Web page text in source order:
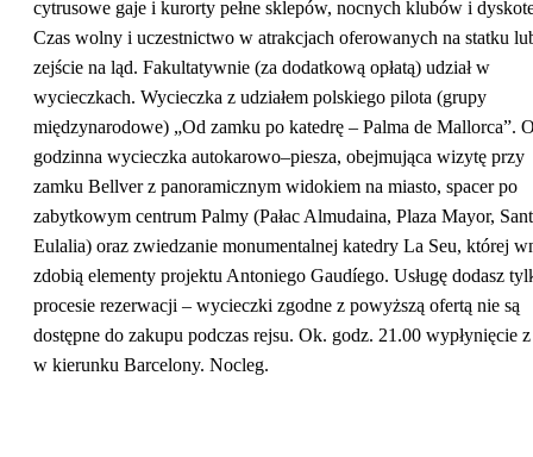
cytrusowe gaje i kurorty pełne sklepów, nocnych klubów i
Czas wolny i uczestnictwo w atrakcjach oferowanych na statku
zejście na ląd. Fakultatywnie (za dodatkową opłatą) udział w
wycieczkach. Wycieczka z udziałem polskiego pilota (grupy
międzynarodowe) „Od zamku po katedrę – Palma de Mallorca”.
godzinna wycieczka autokarowo–piesza, obejmująca wizytę przy
zamku Bellver z panoramicznym widokiem na miasto, spacer po
zabytkowym centrum Palmy (Pałac Almudaina, Plaza Mayor,
Eulalia) oraz zwiedzanie monumentalnej katedry La Seu, której
zdobią elementy projektu Antoniego Gaudíego. Usługę dodasz
procesie rezerwacji – wycieczki zgodne z powyższą ofertą nie są
dostępne do zakupu podczas rejsu. Ok. godz. 21.00 wypłynięcie
w kierunku Barcelony. Nocleg.